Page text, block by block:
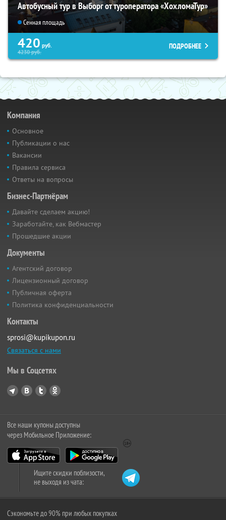
Автобусный тур в Выборг от туроператора «ХохломаТур»
Сенная площадь
420 руб.
4230руб.
ПОДРОБНЕЕ
Компания
Основное
Публикации о нас
Вакансии
Правила сервиса
Ответы на вопросы
Бизнес-Партнёрам
Давайте сделаем акцию!
Заработайте, как Вебмастер
Прошедшие акции
Документы
Агентский договор
Лицензионный договор
Публичная оферта
Политика конфиденциальности
Контакты
sprosi@kupikupon.ru
Связаться с нами
Мы в Соцсетях
Все наши купоны доступны
через Мобильное Приложение:
Ищите скидки поблизости,
не выходя из чата:
Сэкономьте до 90% при любых покупках